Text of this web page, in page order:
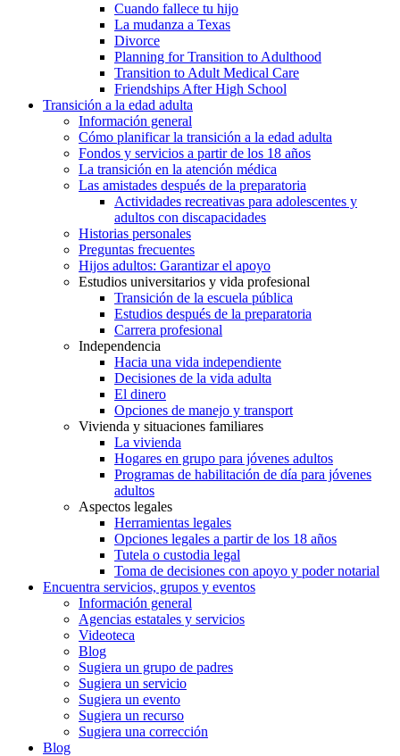
Cuando fallece tu hijo
La mudanza a Texas
Divorce
Planning for Transition to Adulthood
Transition to Adult Medical Care
Friendships After High School
Transición a la edad adulta
Información general
Cómo planificar la transición a la edad adulta
Fondos y servicios a partir de los 18 años
La transición en la atención médica
Las amistades después de la preparatoria
Actividades recreativas para adolescentes y
adultos con discapacidades
Historias personales
Preguntas frecuentes
Hijos adultos: Garantizar el apoyo
Estudios universitarios y vida profesional
Transición de la escuela pública
Estudios después de la preparatoria
Carrera profesional
Independencia
Hacia una vida independiente
Decisiones de la vida adulta
El dinero
Opciones de manejo y transport
Vivienda y situaciones familiares
La vivienda
Hogares en grupo para jóvenes adultos
Programas de habilitación de día para jóvenes
adultos
Aspectos legales
Herramientas legales
Opciones legales a partir de los 18 años
Tutela o custodia legal
Toma de decisiones con apoyo y poder notarial
Encuentra servicios, grupos y eventos
Información general
Agencias estatales y servicios
Videoteca
Blog
Sugiera un grupo de padres
Sugiera un servicio
Sugiera un evento
Sugiera un recurso
Sugiera una corrección
Blog